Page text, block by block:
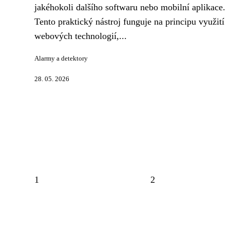
jakéhokoli dalšího softwaru nebo mobilní aplikace.
Tento praktický nástroj funguje na principu využití
webových technologií,...
Alarmy a detektory
28. 05. 2026
1 2